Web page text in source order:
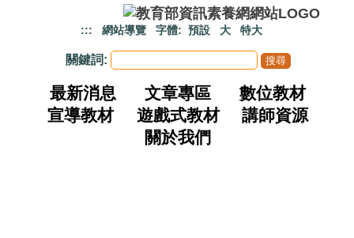
::: 網站導覽 字體: 預設 大 特大
關鍵詞:
最新消息 文章專區
數位教材
宣導教材
遊戲式教材
講師資源
關於我們